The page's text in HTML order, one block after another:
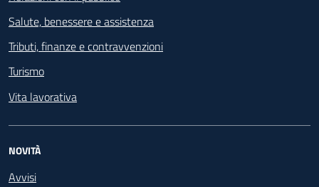
Salute, benessere e assistenza
Tributi, finanze e contravvenzioni
Turismo
Vita lavorativa
NOVITÀ
Avvisi